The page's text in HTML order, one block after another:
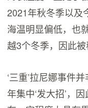
2021年秋冬季以及
海温明显偏低，也
越3个冬季，因此被
‘三重’拉尼娜事件
年集中‘发大招’，